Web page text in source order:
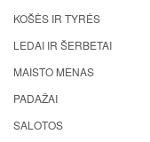
KOŠĖS IR TYRĖS
LEDAI IR ŠERBETAI
MAISTO MENAS
PADAŽAI
SALOTOS